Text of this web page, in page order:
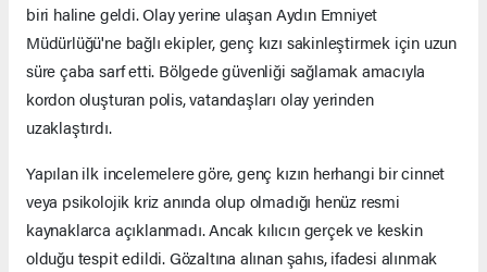
biri haline geldi. Olay yerine ulaşan Aydın Emniyet
Müdürlüğü'ne bağlı ekipler, genç kızı sakinleştirmek için uzun
süre çaba sarf etti. Bölgede güvenliği sağlamak amacıyla
kordon oluşturan polis, vatandaşları olay yerinden
uzaklaştırdı.
Yapılan ilk incelemelere göre, genç kızın herhangi bir cinnet
veya psikolojik kriz anında olup olmadığı henüz resmi
kaynaklarca açıklanmadı. Ancak kılıcın gerçek ve keskin
olduğu tespit edildi. Gözaltına alınan şahıs, ifadesi alınmak